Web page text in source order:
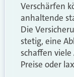
Verschärfen
anhaltende
Die
stetig, eine
schaffen
Preise oder